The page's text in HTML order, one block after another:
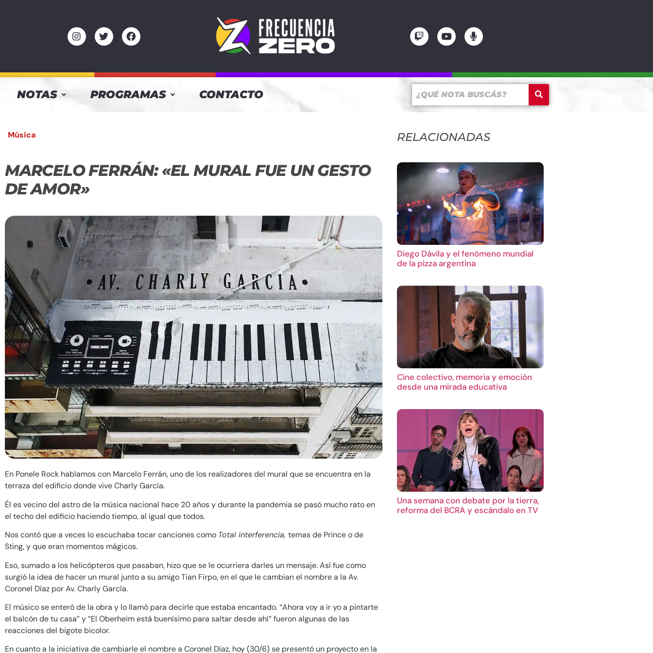
NOTAS PROGRAMAS CONTACTO
Música
MARCELO FERRÁN: «EL MURAL FUE UN GESTO
DE AMOR»
En Ponele Rock hablamos con Marcelo Ferrán, uno de los realizadores del mural que se encuentra en la
terraza del edificio donde vive Charly García.
Él es vecino del astro de la música nacional hace 20 años y durante la pandemia se pasó mucho rato en
el techo del edificio haciendo tiempo, al igual que todos.
Nos contó que a veces lo escuchaba tocar canciones como Total interferencia, temas de Prince o de
Sting, y que eran momentos mágicos.
Eso, sumado a los helicópteros que pasaban, hizo que se le ocurriera darles un mensaje. Así fue como
surgió la idea de hacer un mural junto a su amigo Tian Firpo, en el que le cambian el nombre a la Av.
Coronel Díaz por Av. Charly García.
El músico se enteró de la obra y lo llamó para decirle que estaba encantado. “Ahora voy a ir yo a pintarte
el balcón de tu casa” y “El Oberheim está buenísimo para saltar desde ahí” fueron algunas de las
reacciones del bigote bicolor.
En cuanto a la iniciativa de cambiarle el nombre a Coronel Díaz, hoy (30/6) se presentó un proyecto en la
RELACIONADAS
Diego Dávila y el fenómeno mundial
de la pizza argentina
Cine colectivo, memoria y emoción
desde una mirada educativa
Una semana con debate por la tierra,
reforma del BCRA y escándalo en TV